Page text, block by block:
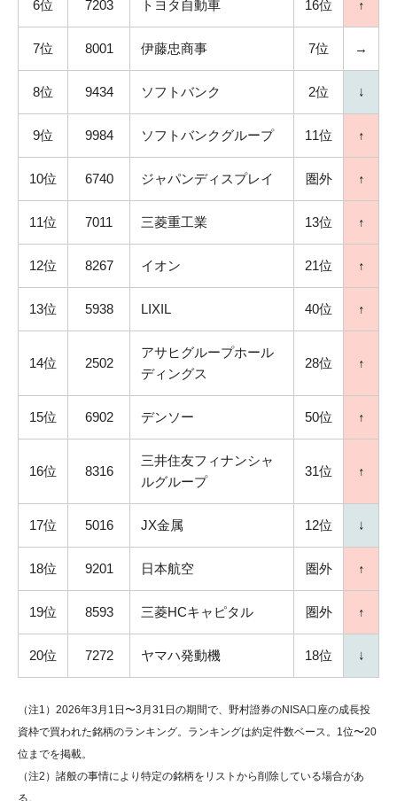
6位 7203 トヨタ自動車 16位 ↑
7位 8001 伊藤忠商事 7位 →
8位 9434 ソフトバンク 2位 ↓
9位 9984 ソフトバンクグループ 11位 ↑
10位 6740 ジャパンディスプレイ 圏外 ↑
11位 7011 三菱重工業 13位 ↑
12位 8267 イオン 21位 ↑
13位 5938 LIXIL 40位 ↑
14位 2502
アサヒグループホール
ディングス
28位 ↑
15位 6902 デンソー 50位 ↑
16位 8316
三井住友フィナンシャ
ルグループ
31位 ↑
17位 5016 JX金属 12位 ↓
18位 9201 日本航空 圏外 ↑
19位 8593 三菱HCキャピタル 圏外 ↑
20位 7272 ヤマハ発動機 18位 ↓
（注1）2026年3月1日〜3月31日の期間で、野村證券のNISA口座の成長投
資枠で買われた銘柄のランキング。ランキングは約定件数ベース。1位〜20
位までを掲載。
（注2）諸般の事情により特定の銘柄をリストから削除している場合があ
る。